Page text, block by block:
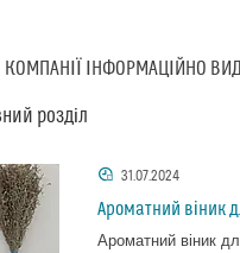
КОМПАНІЇ ІНФОРМАЦІЙНО
розділ
31.07.2024
Ароматний віник
Ароматний віник